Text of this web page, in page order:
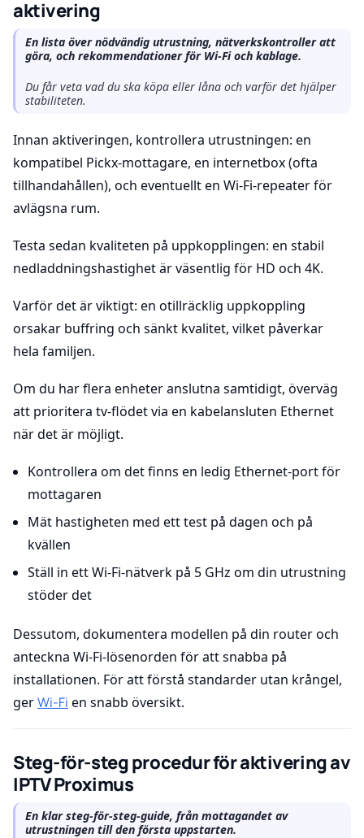
aktivering
En lista över nödvändig utrustning, nätverkskontroller att
göra, och rekommendationer för Wi-Fi och kablage.
Du får veta vad du ska köpa eller låna och varför det hjälper
stabiliteten.
Innan aktiveringen, kontrollera utrustningen: en
kompatibel Pickx-mottagare, en internetbox (ofta
tillhandahållen), och eventuellt en Wi-Fi-repeater för
avlägsna rum.
Testa sedan kvaliteten på uppkopplingen: en stabil
nedladdningshastighet är väsentlig för HD och 4K.
Varför det är viktigt: en otillräcklig uppkoppling
orsakar buffring och sänkt kvalitet, vilket påverkar
hela familjen.
Om du har flera enheter anslutna samtidigt, överväg
att prioritera tv-flödet via en kabelansluten Ethernet
när det är möjligt.
Kontrollera om det finns en ledig Ethernet-port för
mottagaren
Mät hastigheten med ett test på dagen och på
kvällen
Ställ in ett Wi-Fi-nätverk på 5 GHz om din utrustning
stöder det
Dessutom, dokumentera modellen på din router och
anteckna Wi-Fi-lösenorden för att snabba på
installationen. För att förstå standarder utan krångel,
gerWi-Fi en snabb översikt.
Steg-för-steg procedur för aktivering av
IPTV Proximus
En klar steg-för-steg-guide, från mottagandet av
utrustningen till den första uppstarten.